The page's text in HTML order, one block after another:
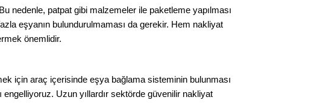
nedenle, patpat gibi malzemeler ile paketleme yapılması
eşyanın bulundurulmaması da gerekir. Hem nakliyat
önemlidir.
için araç içerisinde eşya bağlama sisteminin bulunması
Uzun yıllardır sektörde güvenilir nakliyat